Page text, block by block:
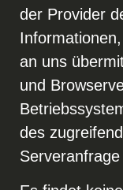
der Provider
an uns
und
des